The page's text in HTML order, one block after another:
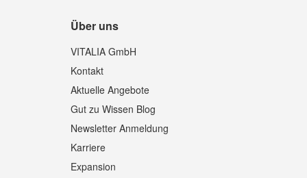
Über uns
VITALIA GmbH
Kontakt
Aktuelle Angebote
Gut zu Wissen Blog
Newsletter Anmeldung
Karriere
Expansion